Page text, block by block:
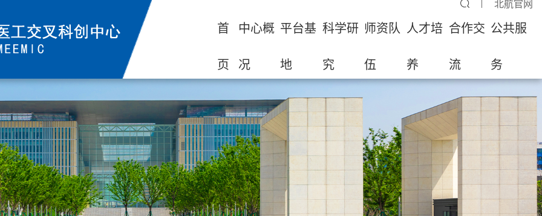
北航官网
首
页
中心概
况
平台基
地
科学研
究
师资队
伍
人才培
养
合作交
流
公共服
务